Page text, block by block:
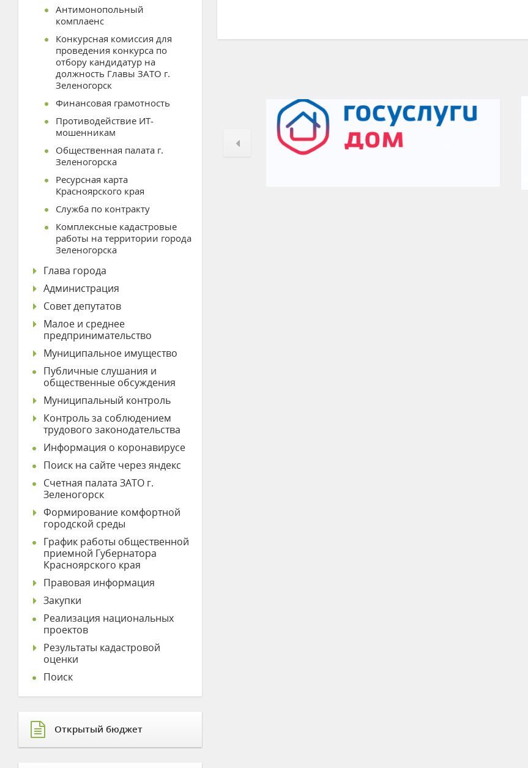
Антимонопольный
комплаенс
Конкурсная комиссия для
проведения конкурса по
отбору кандидатур на
должность Главы ЗАТО г.
Зеленогорск
Финансовая грамотность
Противодействие ИТ-
мошенникам
Общественная палата г.
Зеленогорска
Ресурсная карта
Красноярского края
Служба по контракту
Комплексные кадастровые
работы на территории города
Зеленогорска
Глава города
Администрация
Совет депутатов
Малое и среднее
предпринимательство
Муниципальное имущество
Публичные слушания и
общественные обсуждения
Муниципальный контроль
Контроль за соблюдением
трудового законодательства
Информация о коронавирусе
Поиск на сайте через яндекс
Счетная палата ЗАТО г.
Зеленогорск
Формирование комфортной
городской среды
График работы общественной
приемной Губернатора
Красноярского края
Правовая информация
Закупки
Реализация национальных
проектов
Результаты кадастровой
оценки
Поиск
Открытый бюджет